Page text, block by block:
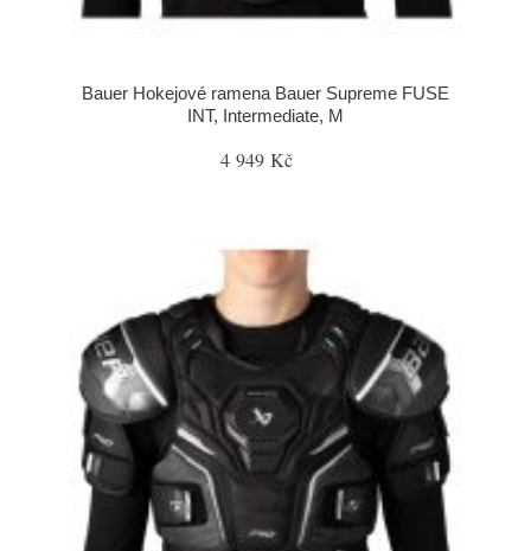
Bauer Hokejové ramena Bauer Supreme FUSE
INT, Intermediate, M
4 949 Kč